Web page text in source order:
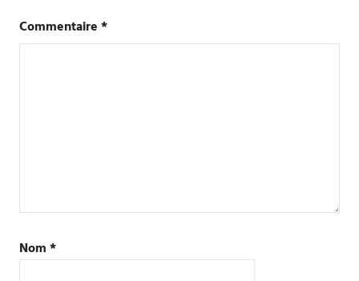
Commentaire*
Nom*